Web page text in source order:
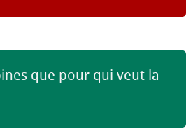
que pour qui veut la